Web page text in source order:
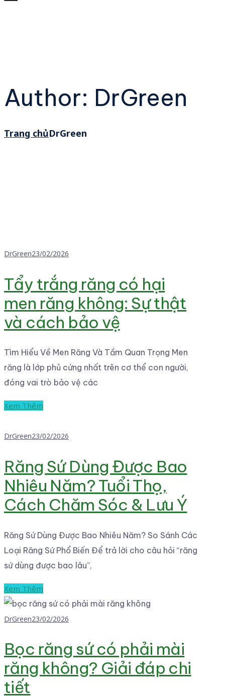
Author: DrGreen
Trang chủDrGreen
DrGreen23/02/2026
Tẩy trắng răng có hại
men răng không: Sự thật
và cách bảo vệ
Tìm Hiểu Về Men Răng Và Tầm Quan Trọng Men
răng là lớp phủ cứng nhất trên cơ thể con người,
đóng vai trò bảo vệ các
Xem Thêm
DrGreen23/02/2026
Răng Sứ Dùng Được Bao
Nhiêu Năm? Tuổi Thọ,
Cách Chăm Sóc & Lưu Ý
Răng Sứ Dùng Được Bao Nhiêu Năm? So Sánh Các
Loại Răng Sứ Phổ Biến Để trả lời cho câu hỏi “răng
sứ dùng được bao lâu”,
Xem Thêm
DrGreen23/02/2026
Bọc răng sứ có phải mài
răng không? Giải đáp chi
tiết